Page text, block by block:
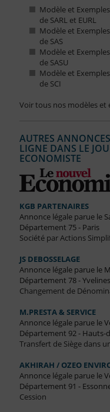
Modèle et
de SARL et EURL
Modèle et
de SAS
Modèle et
de SASU
Modèle et
de SCI
Voir tous nos modèles et
AUTRES
LIGNE DANS LE
ECONOMISTE
KGB PARTENAIRES
Annonce légale parue le
Département 75 - Paris
Société par Actions
JS DEBOSSELAGE
Annonce légale parue le
Département 78 - Yvelines
Changement de
M.PRESTA & SERVICE
Annonce légale parue le
Département 92 - Hauts-
Transfert de Siège dans
AKHIRAH / OZEO
Annonce légale parue le
Département 91 -
Cession